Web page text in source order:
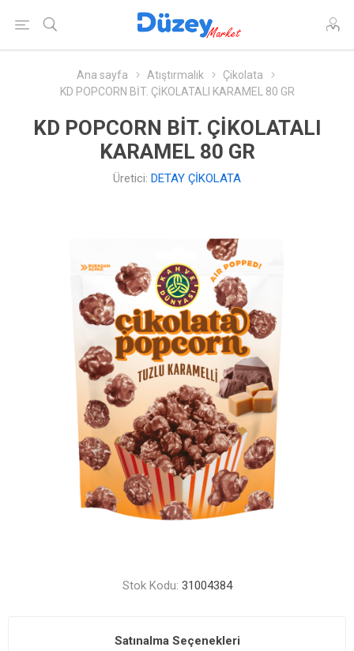
Ana sayfa Atıştırmalık
Çikolata
KD POPCORN BİT. ÇİKOLATALI KARAMEL 80 GR
KD POPCORN BİT. ÇİKOLATALI
KARAMEL 80 GR
Üretici: DETAY ÇİKOLATA
Stok Kodu: 31004384
Satınalma Seçenekleri